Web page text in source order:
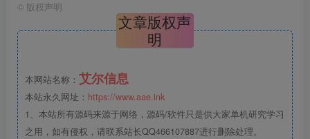
© 版权声明
文章版权声
明
本网站名称： 艾尔信息
本站永久网址： https://www.aae.ink
1、本站所有源码来源于网络，源码/软件只是供大家单机研究学习
之用，如有侵权，请联系站长QQ466107887进行删除处理。